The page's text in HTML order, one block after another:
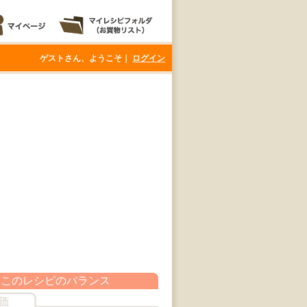
ゲストさん、ようこそ｜ ログイン
このレシピのバランス